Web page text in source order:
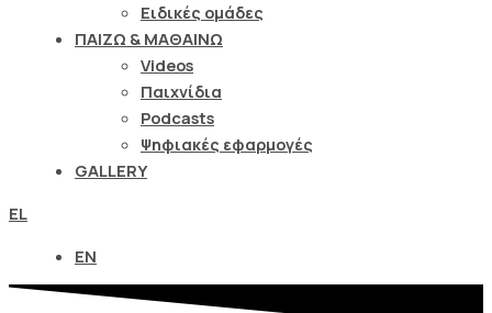
Ειδικές ομάδες
ΠΑΙΖΩ & ΜΑΘΑΙΝΩ
Videos
Παιχνίδια
Podcasts
Ψηφιακές εφαρμογές
GALLERY
EL
EN